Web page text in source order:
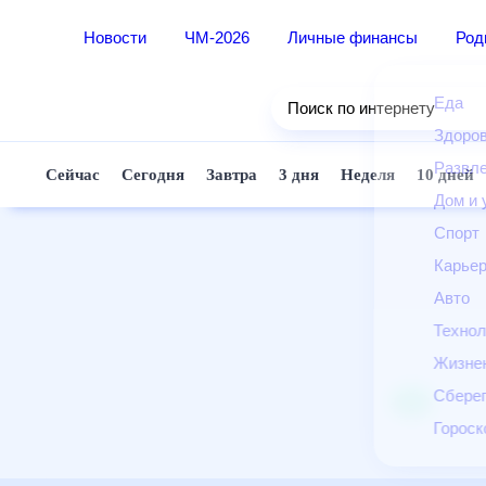
Новости ЧМ-2026 Личные финансы
Еда
Дом
Спорт
Авто
Поиск по интернету
Сейчас Сегодня Завтра 3 дня Неделя 10